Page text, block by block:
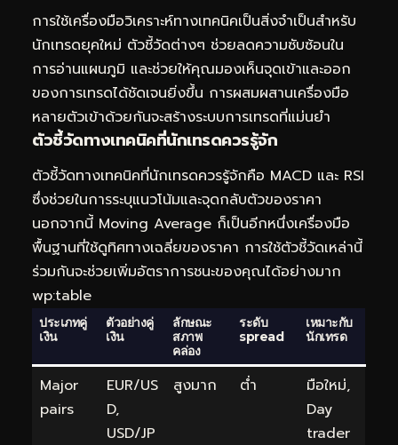
การใช้เครื่องมือวิเคราะห์ทางเทคนิคเป็นสิ่งจำเป็นสำหรับ
นักเทรดยุคใหม่ ตัวชี้วัดต่างๆ ช่วยลดความซับซ้อนใน
การอ่านแผนภูมิ และช่วยให้คุณมองเห็นจุดเข้าและออก
ของการเทรดได้ชัดเจนยิ่งขึ้น การผสมผสานเครื่องมือ
หลายตัวเข้าด้วยกันจะสร้างระบบการเทรดที่แม่นยำ
ตัวชี้วัดทางเทคนิคที่นักเทรดควรรู้จัก
ตัวชี้วัดทางเทคนิคที่นักเทรดควรรู้จักคือ MACD และ RSI
ซึ่งช่วยในการระบุแนวโน้มและจุดกลับตัวของราคา
นอกจากนี้ Moving Average ก็เป็นอีกหนึ่งเครื่องมือ
พื้นฐานที่ใช้ดูทิศทางเฉลี่ยของราคา การใช้ตัวชี้วัดเหล่านี้
ร่วมกันจะช่วยเพิ่มอัตราการชนะของคุณได้อย่างมาก
wp:table
ประเภทคู่
เงิน
ตัวอย่างคู่
เงิน
ลักษณะ
สภาพ
คล่อง
ระดับ
spread
เหมาะกับ
นักเทรด
Major
pairs
EUR/US
D,
USD/JP
สูงมาก ต่ำ
มือใหม่,
Day
trader